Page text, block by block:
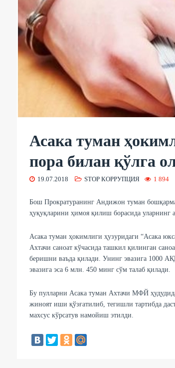
Асака туман
пора билан қўлга
19.07.2018 STOP КОРРУПЦИЯ 1 894
Бош Прократуранинг Андижон туман
ҳуқуқларини ҳимоя қилиш борасида уларнинг
Асака туман ҳокимлиги ҳузуридаги “Асака
Ахтачи саноат кўчасида ташкил қилинган
беришни ваъда қилади. Унинг эвазига 1000
эвазига эса 6 млн. 450 минг сўм талаб қилади.
Бу пулларни Асака туман Ахтачи МФЙ
жиноят иши қўзғатилиб, тегишли тартибда
махсус кўрсатув намойиш этилди.